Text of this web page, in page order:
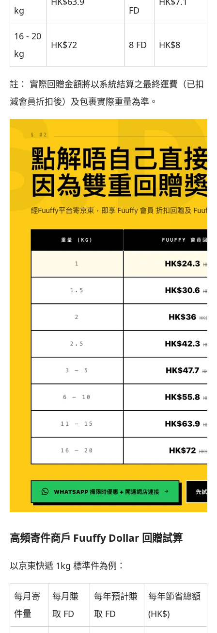
kg FD
16 - 20
kg
HK$72 8 FD HK$8
註： 實際回贈金額將以系統結算之最終運費（已扣
減會員折扣後）及包裹實際重量為準。
高頻寄件商戶 Fuuffy Dollar 回贈試算
以京東快遞 1kg 標準件為例：
每月寄
件量
每月賺
取 FD
每年預計賺
取 FD
每年節省總額
(HK$)